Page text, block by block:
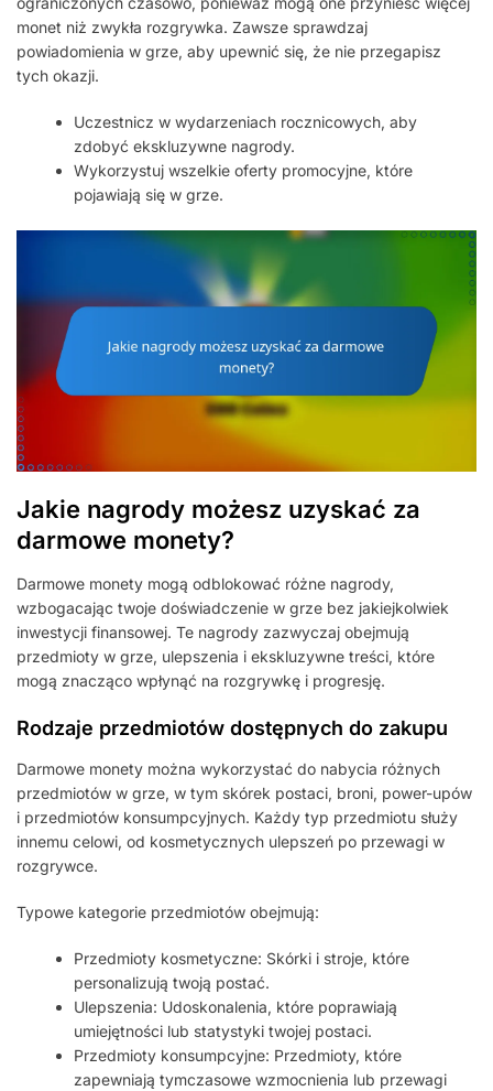
monet niż zwykła rozgrywka. Zawsze sprawdzaj
powiadomienia w grze, aby upewnić się, że nie przegapisz
tych okazji.
Uczestnicz w wydarzeniach rocznicowych, aby
zdobyć ekskluzywne nagrody.
Wykorzystuj wszelkie oferty promocyjne, które
pojawiają się w grze.
Jakie nagrody możesz uzyskać za
darmowe monety?
Darmowe monety mogą odblokować różne nagrody,
wzbogacając twoje doświadczenie w grze bez jakiejkolwiek
inwestycji finansowej. Te nagrody zazwyczaj obejmują
przedmioty w grze, ulepszenia i ekskluzywne treści, które
mogą znacząco wpłynąć na rozgrywkę i progresję.
Rodzaje przedmiotów dostępnych do zakupu
Darmowe monety można wykorzystać do nabycia różnych
przedmiotów w grze, w tym skórek postaci, broni, power-upów
i przedmiotów konsumpcyjnych. Każdy typ przedmiotu służy
innemu celowi, od kosmetycznych ulepszeń po przewagi w
rozgrywce.
Typowe kategorie przedmiotów obejmują:
Przedmioty kosmetyczne: Skórki i stroje, które
personalizują twoją postać.
Ulepszenia: Udoskonalenia, które poprawiają
umiejętności lub statystyki twojej postaci.
Przedmioty konsumpcyjne: Przedmioty, które
zapewniają tymczasowe wzmocnienia lub przewagi